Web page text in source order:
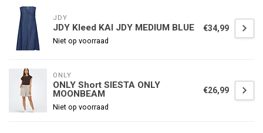
JDY
JDY Kleed KAI JDY MEDIUM BLUE
Niet op voorraad
€34,99
ONLY
ONLY Short SIESTA ONLY
MOONBEAM
Niet op voorraad
€26,99